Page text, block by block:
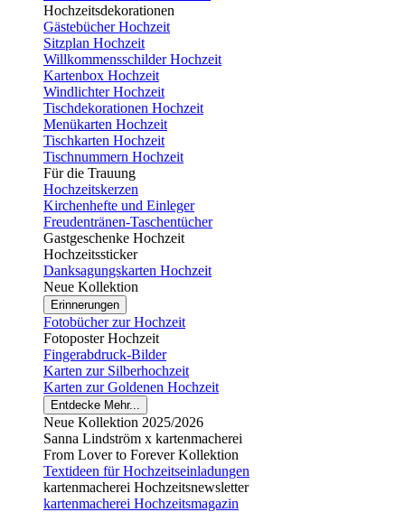
Hochzeitsdekorationen
Gästebücher Hochzeit
Sitzplan Hochzeit
Willkommensschilder Hochzeit
Kartenbox Hochzeit
Windlichter Hochzeit
Tischdekorationen Hochzeit
Menükarten Hochzeit
Tischkarten Hochzeit
Tischnummern Hochzeit
Für die Trauung
Hochzeitskerzen
Kirchenhefte und Einleger
Freudentränen-Taschentücher
Gastgeschenke Hochzeit
Hochzeitssticker
Danksagungskarten Hochzeit
Neue Kollektion
Erinnerungen
Fotobücher zur Hochzeit
Fotoposter Hochzeit
Fingerabdruck-Bilder
Karten zur Silberhochzeit
Karten zur Goldenen Hochzeit
Entdecke Mehr...
Neue Kollektion 2025/2026
Sanna Lindström x kartenmacherei
From Lover to Forever Kollektion
Textideen für Hochzeitseinladungen
kartenmacherei Hochzeitsnewsletter
kartenmacherei Hochzeitsmagazin